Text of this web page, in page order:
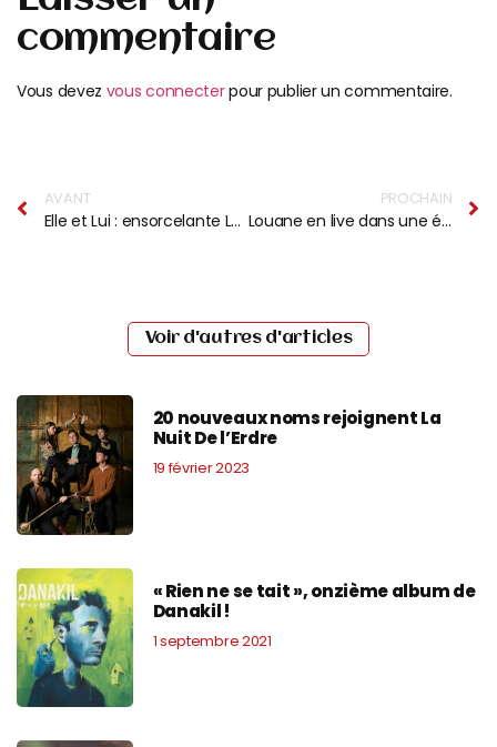
commentaire
Vous devez vous connecterpour publier un commentaire.
AVANT
Elle et Lui : ensorcelante Lana
PROCHAIN
Louane en live dans une émission spéciale Hit West
Voir d'autres d'articles
20 nouveaux noms rejoignent La
Nuit De l’Erdre
19 février 2023
« Rien ne se tait », onzième album de
Danakil !
1 septembre 2021